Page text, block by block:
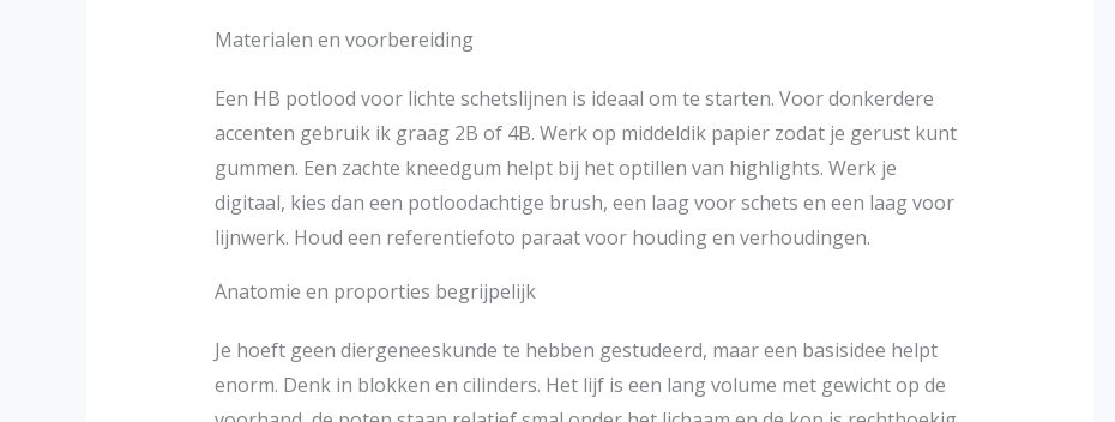
Materialen en voorbereiding
Een HB potlood voor lichte schetslijnen is ideaal om te starten. Voor donkerdere
accenten gebruik ik graag 2B of 4B. Werk op middeldik papier zodat je gerust kunt
gummen. Een zachte kneedgum helpt bij het optillen van highlights. Werk je
digitaal, kies dan een potloodachtige brush, een laag voor schets en een laag voor
lijnwerk. Houd een referentiefoto paraat voor houding en verhoudingen.
Anatomie en proporties begrijpelijk
Je hoeft geen diergeneeskunde te hebben gestudeerd, maar een basisidee helpt
enorm. Denk in blokken en cilinders. Het lijf is een lang volume met gewicht op de